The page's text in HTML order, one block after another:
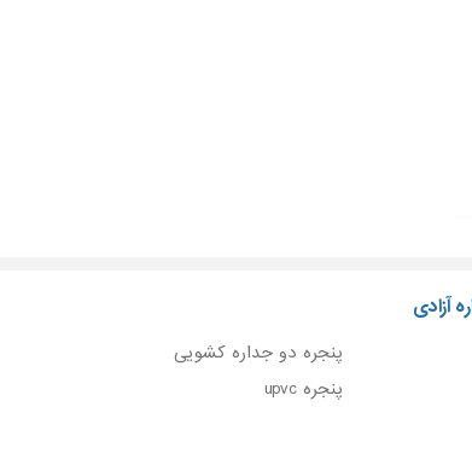
آزادی
پنجره دو جداره کشویی
پنجره upvc